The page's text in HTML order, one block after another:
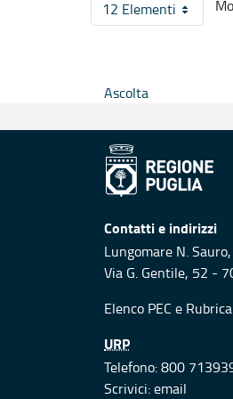
12 ElementiPer pagina
Ascolta
Contatti e indirizzi
Lungomare N.
Via G. Gentile, 52 -
Elenco PEC e Rubrica
URP
Telefono: 800
Scrivici:email